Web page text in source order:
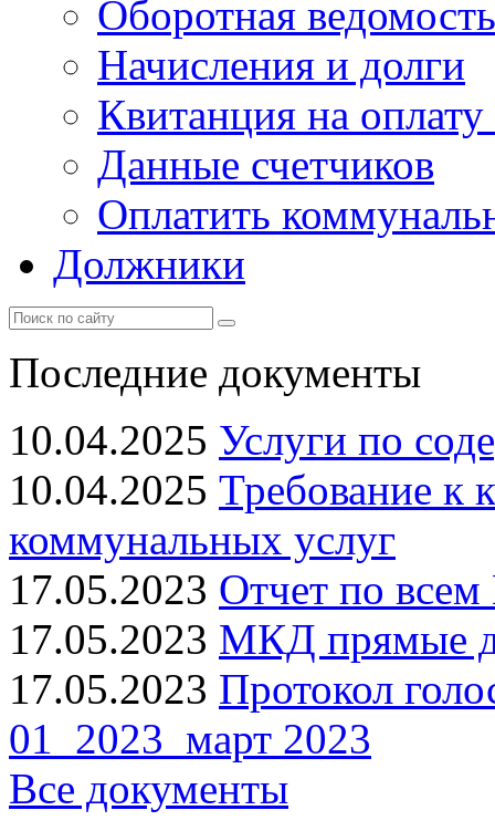
Оборотная ведомость
Начисления и долги
Квитанция на
Данные счетчиков
Оплатить
Должники
Последние документы
10.04.2025 Услуги по
10.04.2025 Требование к
коммунальных услуг
17.05.2023 Отчет по
17.05.2023 МКД прямые
17.05.2023 Протокол
01_2023_март 2023
Все документы